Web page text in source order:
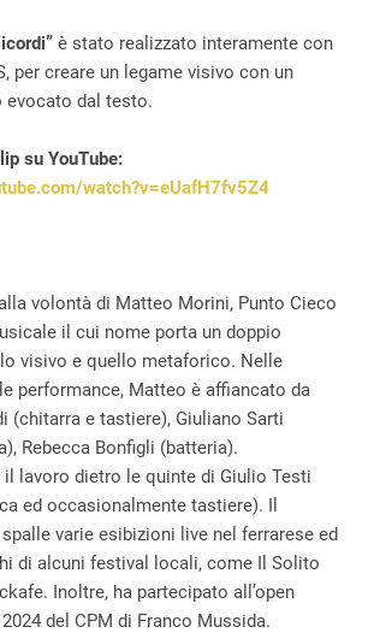
è stato realizzato interamente con
per creare un legame visivo con un
evocato dal testo.
su YouTube:
watch?v=eUafH7fv5Z4
volontà di Matteo Morini, Punto Cieco
il cui nome porta un doppio
visivo e quello metaforico. Nelle
performance, Matteo è affiancato da
(chitarra e tastiere), Giuliano Sarti
Rebecca Bonfigli (batteria).
il lavoro dietro le quinte di Giulio Testi
ed occasionalmente tastiere). Il
varie esibizioni live nel ferrarese ed
di alcuni festival locali, come Il Solito
Inoltre, ha partecipato all’open
del CPM di Franco Mussida.